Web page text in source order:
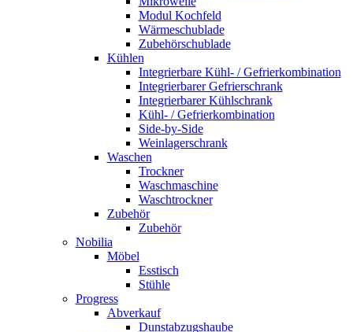
Modul Kochfeld
Wärmeschublade
Zubehörschublade
Kühlen
Integrierbare Kühl- / Gefrierkombination
Integrierbarer Gefrierschrank
Integrierbarer Kühlschrank
Kühl- / Gefrierkombination
Side-by-Side
Weinlagerschrank
Waschen
Trockner
Waschmaschine
Waschtrockner
Zubehör
Zubehör
Nobilia
Möbel
Esstisch
Stühle
Progress
Abverkauf
Dunstabzugshaube